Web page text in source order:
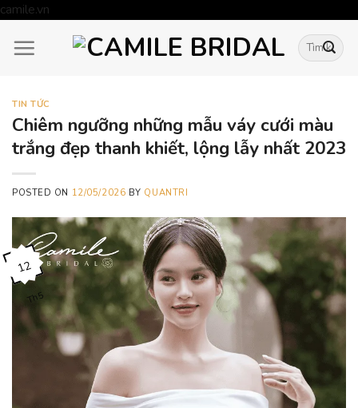
camile.vn
content
Tìm
kiếm:
TIN TỨC
Chiêm ngưỡng những mẫu váy cưới màu
trắng đẹp thanh khiết, lộng lẫy nhất 2023
POSTED ON 12/05/2026 BY QUANTRI
12
Th5